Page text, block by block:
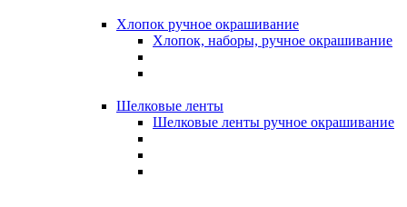
Хлопок ручное окрашивание
Хлопок, наборы, ручное окрашивание
Шелковые ленты
Шелковые ленты ручное окрашивание